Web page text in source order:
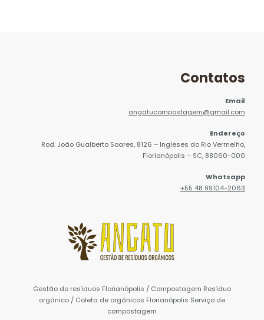
Contatos
Email
angatucompostagem@gmail.com
Endereço
Rod. João Gualberto Soares, 8126 – Ingleses do Rio Vermelho,
Florianópolis – SC, 88060-000
Whatsapp
+55 48 99104-2063
Gestão de resíduos Florianópolis / Compostagem Resíduo
orgânico / Coleta de orgânicos Florianópolis Serviço de
compostagem